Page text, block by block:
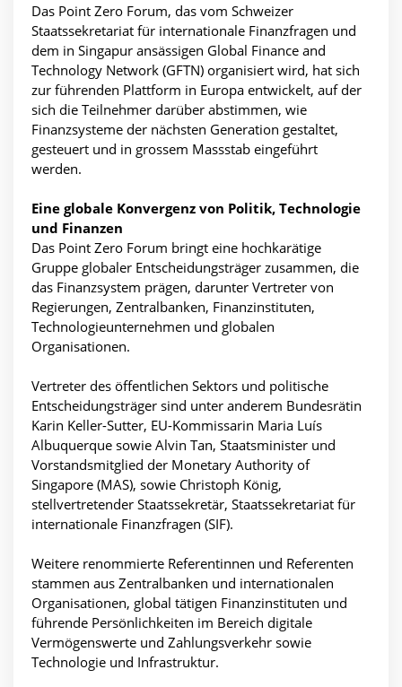
Das Point Zero Forum, das vom Schweizer
Staatssekretariat für internationale Finanzfragen und
dem in Singapur ansässigen Global Finance and
Technology Network (GFTN) organisiert wird, hat sich
zur führenden Plattform in Europa entwickelt, auf der
sich die Teilnehmer darüber abstimmen, wie
Finanzsysteme der nächsten Generation gestaltet,
gesteuert und in grossem Massstab eingeführt
werden.
Eine globale Konvergenz von Politik, Technologie
und Finanzen
Das Point Zero Forum bringt eine hochkarätige
Gruppe globaler Entscheidungsträger zusammen, die
das Finanzsystem prägen, darunter Vertreter von
Regierungen, Zentralbanken, Finanzinstituten,
Technologieunternehmen und globalen
Organisationen.
Vertreter des öffentlichen Sektors und politische
Entscheidungsträger sind unter anderem Bundesrätin
Karin Keller-Sutter, EU-Kommissarin Maria Luís
Albuquerque sowie Alvin Tan, Staatsminister und
Vorstandsmitglied der Monetary Authority of
Singapore (MAS), sowie Christoph König,
stellvertretender Staatssekretär, Staatssekretariat für
internationale Finanzfragen (SIF).
Weitere renommierte Referentinnen und Referenten
stammen aus Zentralbanken und internationalen
Organisationen, global tätigen Finanzinstituten und
führende Persönlichkeiten im Bereich digitale
Vermögenswerte und Zahlungsverkehr sowie
Technologie und Infrastruktur.